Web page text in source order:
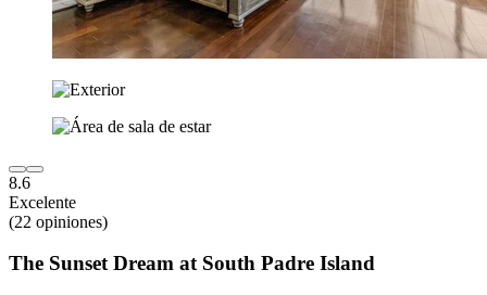
8.6
Excelente
(22 opiniones)
The Sunset Dream at South Padre Island